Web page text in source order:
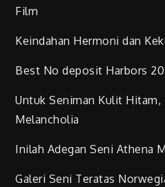
Film
Keindahan Hermoni dan
Best No deposit Harbors
Untuk Seniman Kulit
Melancholia
Inilah Adegan Seni Athena
Galeri Seni Teratas